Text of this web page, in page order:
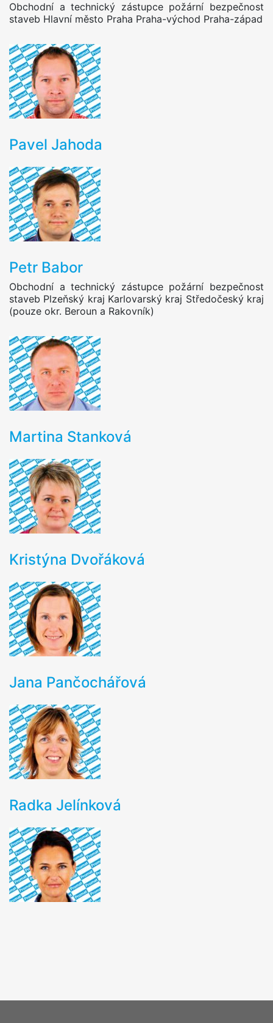
Obchodní a technický zástupce požární bezpečnost
staveb Hlavní město Praha Praha-východ Praha-západ
Pavel Jahoda
Petr Babor
Obchodní a technický zástupce požární bezpečnost
staveb Plzeňský kraj Karlovarský kraj Středočeský kraj
(pouze okr. Beroun a Rakovník)
Martina Stanková
Kristýna Dvořáková
Jana Pančochářová
Radka Jelínková